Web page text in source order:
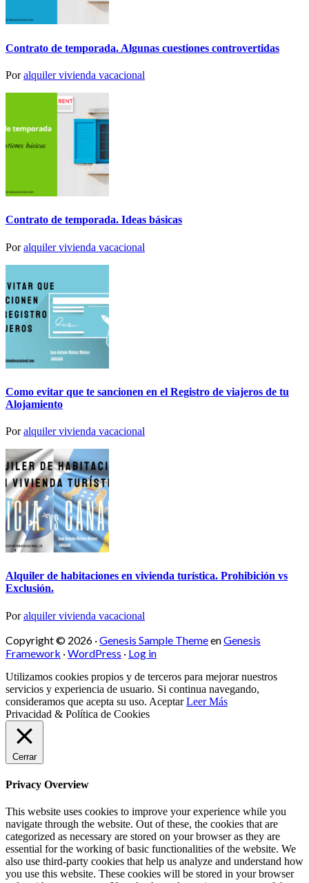
Contrato de temporada. Algunas cuestiones controvertidas
Poralquiler vivienda vacacional
Contrato de temporada. Ideas básicas
Poralquiler vivienda vacacional
Como evitar que te sancionen en el Registro de viajeros de tu
Alojamiento
Poralquiler vivienda vacacional
Alquiler de habitaciones en vivienda turística. Prohibición vs
Exclusión.
Poralquiler vivienda vacacional
Copyright © 2026 ·Genesis Sample ThemeenGenesis
Framework ·WordPress · Log in
Utilizamos cookies propios y de terceros para mejorar nuestros
servicios y experiencia de usuario. Si continua navegando,
consideramos que acepta su uso. Aceptar Leer Más
Privacidad & Política de Cookies
Cerrar
Privacy Overview
This website uses cookies to improve your experience while you
navigate through the website. Out of these, the cookies that are
categorized as necessary are stored on your browser as they are
essential for the working of basic functionalities of the website. We
also use third-party cookies that help us analyze and understand how
you use this website. These cookies will be stored in your browser